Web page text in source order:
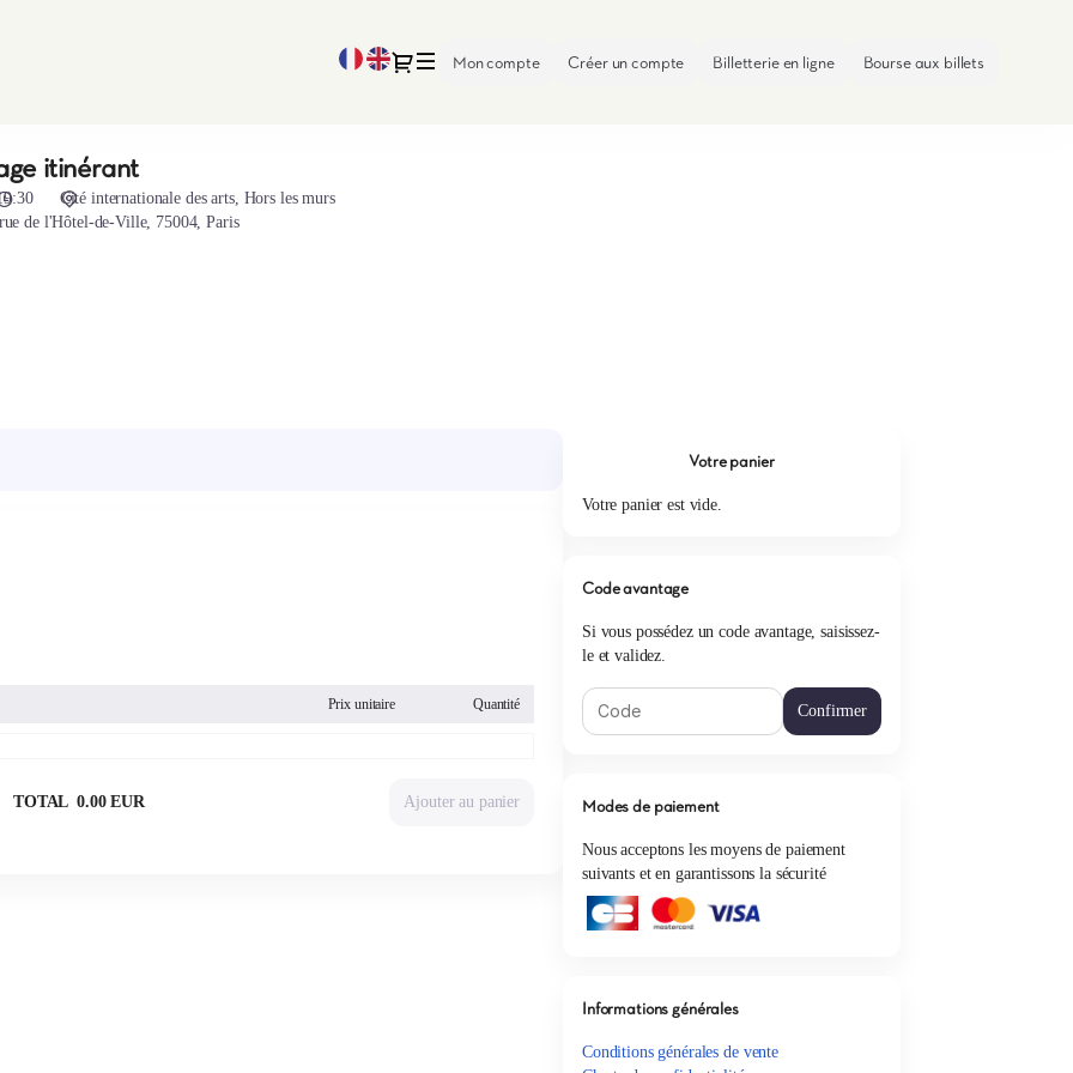
Langue
Dialogue
Mon compte Créer un compte Billetterie en ligne Bourse aux billets
itinérant
Cité internationale des arts Hors les murs
rue de l'Hôtel-de-Ville, 75004, Paris
Quantité
Prix unitaire
TOTAL 0.00 EUR Ajouter au panier
Votre panier
Votre panier est vide.
Code avantage
Si vous possédez un code avantage, saisissez-
le et validez.
Confirmer
Modes de paiement
Nous acceptons les moyens de paiement
suivants et en garantissons la sécurité
Informations générales
Conditions générales de vente